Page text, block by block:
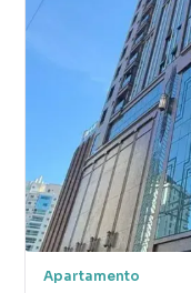
Apartamento